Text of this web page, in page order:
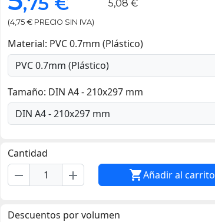
(4,75 € PRECIO SIN IVA)
5,08 €
Material: PVC 0.7mm (Plástico)
Tamaño: DIN A4 - 210x297 mm
Cantidad
remove add Añadir al carrito
Descuentos por volumen